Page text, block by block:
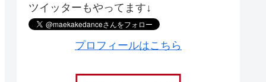
ツイッターもやってます↓
プロフィールはこちら